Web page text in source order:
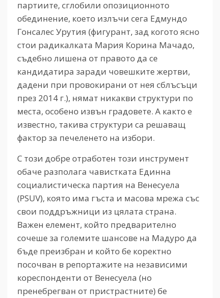
партиите, сглобили опозиционното
обединение, което излъчи сега Едмундо
Гонсалес Урутия (фигурант, зад когото ясно
стои радикалката Мария Корина Мачадо,
съдебно лишена от правото да се
кандидатира заради човешките жертви,
дадени при провокирани от нея сблъсъци
през 2014 г.), нямат никакви структури по
места, особено извън градовете. А както е
известно, такива структури са решаващ
фактор за печеленето на избори.
С този добре отработен този инструмент
обаче разполага чавистката Единна
социалистическа партия на Венесуела
(PSUV), която има гъста и масова мрежа със
свои поддръжници из цялата страна.
Важен елемент, който предварително
сочеше за големите шансове на Мадуро да
бъде преизбран и който бе коректно
посочван в репортажите на независими
кореспонденти от Венесуела (но
пренебрегван от пристрастните) бе